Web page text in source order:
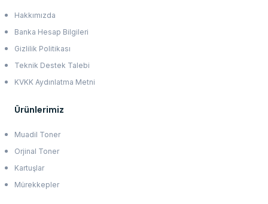
Hakkımızda
Banka Hesap Bilgileri
Gizlilik Politikası
Teknik Destek Talebi
KVKK Aydınlatma Metni
Ürünlerimiz
Muadil Toner
Orjinal Toner
Kartuşlar
Mürekkepler